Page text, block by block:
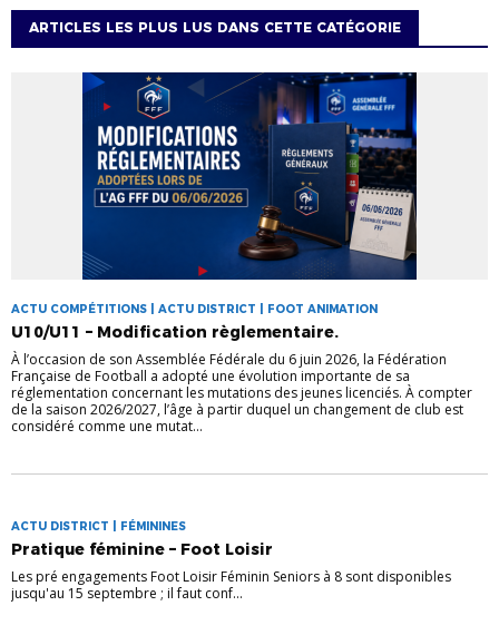
ARTICLES LES PLUS LUS DANS CETTE CATÉGORIE
ACTU COMPÉTITIONS | ACTU DISTRICT | FOOT ANIMATION
U10/U11 – Modification règlementaire.
À l’occasion de son Assemblée Fédérale du 6 juin 2026, la Fédération
Française de Football a adopté une évolution importante de sa
réglementation concernant les mutations des jeunes licenciés. À compter
de la saison 2026/2027, l’âge à partir duquel un changement de club est
considéré comme une mutat...
ACTU DISTRICT | FÉMININES
Pratique féminine – Foot Loisir
Les pré engagements Foot Loisir Féminin Seniors à 8 sont disponibles
jusqu'au 15 septembre ; il faut conf...